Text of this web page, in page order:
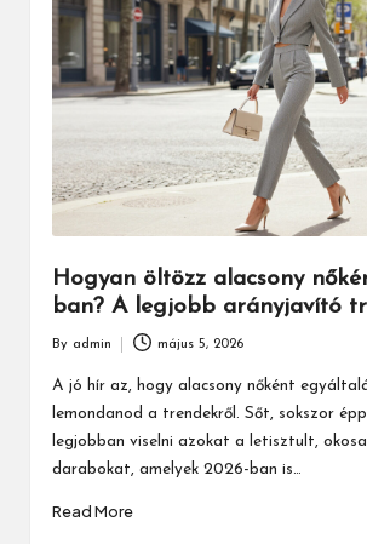
Hogyan öltözz alacsony
ban? A legjobb arányjavító
Posted
by
By admin május 5, 2026
A jó hír az, hogy alacsony nőként
lemondanod a trendekről. Sőt, sokszor
legjobban viselni azokat a letisztult,
darabokat, amelyek 2026-ban is…
Read More